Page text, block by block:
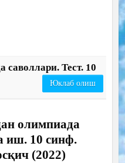
саволлари. Тест. 10
Юклаб олиш
олимпиада
иш. 10 синф.
(2022)